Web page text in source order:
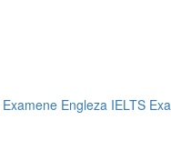
Examene Engleza IELTS